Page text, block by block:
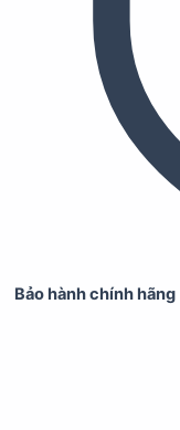
Bảo hành chính hãng